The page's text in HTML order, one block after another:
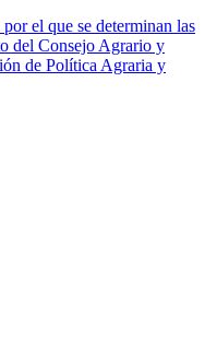
el que se determinan las
del Consejo Agrario y
de Política Agraria y